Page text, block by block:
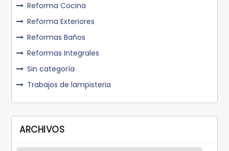
Reforma Cocina
Reforma Exteriores
Reformas Baños
Reformas Integrales
Sin categoría
Trabajos de lampisteria
ARCHIVOS